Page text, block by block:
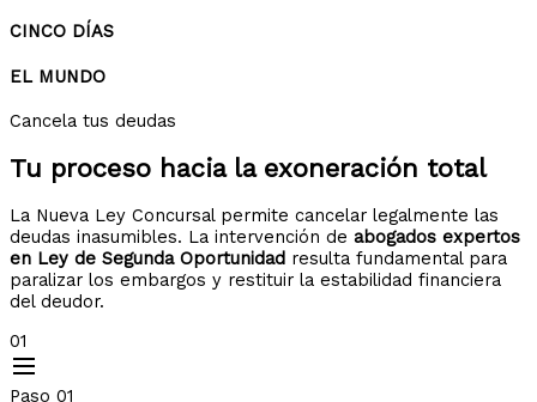
CINCO DÍAS
EL MUNDO
Cancela tus deudas
Tu proceso hacia la exoneración total
La Nueva Ley Concursal permite cancelar legalmente las
deudas inasumibles. La intervención de abogados expertos
en Ley de Segunda Oportunidad resulta fundamental para
paralizar los embargos y restituir la estabilidad financiera
del deudor.
01
Paso 01